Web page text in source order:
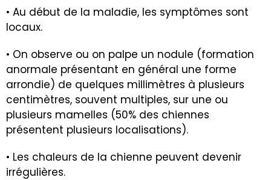
• Au début de la maladie, les symptômes sont
locaux.
• On observe ou on palpe un nodule (formation
anormale présentant en général une forme
arrondie) de quelques millimètres à plusieurs
centimètres, souvent multiples, sur une ou
plusieurs mamelles (50% des chiennes
présentent plusieurs localisations).
• Les chaleurs de la chienne peuvent devenir
irrégulières.